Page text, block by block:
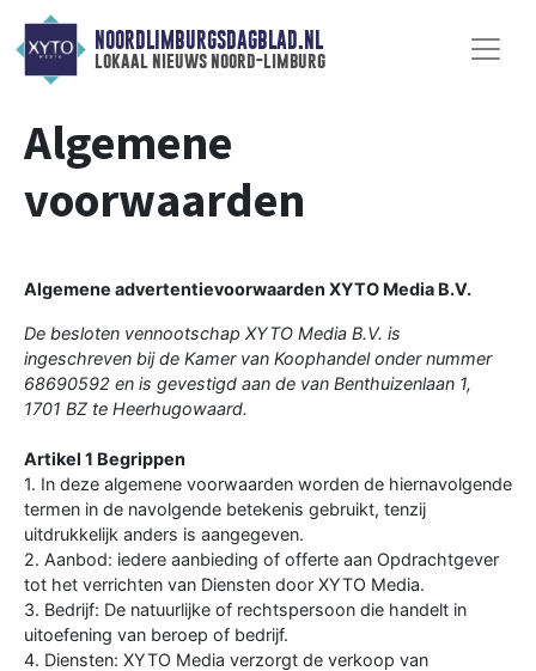
NOORDLIMBURGSDAGBLAD.NL
lokaal nieuws noord-limburg
Algemene
voorwaarden
Algemene advertentievoorwaarden XYTO Media B.V.
De besloten vennootschap XYTO Media B.V. is
ingeschreven bij de Kamer van Koophandel onder nummer
68690592 en is gevestigd aan de van Benthuizenlaan 1,
1701 BZ te Heerhugowaard.
Artikel 1 Begrippen
1. In deze algemene voorwaarden worden de hiernavolgende
termen in de navolgende betekenis gebruikt, tenzij
uitdrukkelijk anders is aangegeven.
2. Aanbod: iedere aanbieding of offerte aan Opdrachtgever
tot het verrichten van Diensten door XYTO Media.
3. Bedrijf: De natuurlijke of rechtspersoon die handelt in
uitoefening van beroep of bedrijf.
4. Diensten: XYTO Media verzorgt de verkoop van